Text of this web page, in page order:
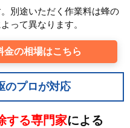
別途いただく作業料は蜂の
って異なります。
金の相場はこちら
のプロが対応
する専門家による